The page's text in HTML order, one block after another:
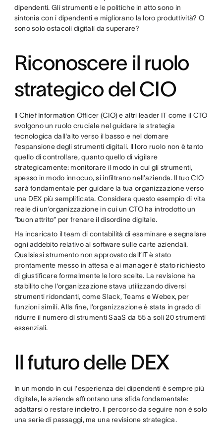
dipendenti. Gli strumenti e le politiche in atto sono in
sintonia con i dipendenti e migliorano la loro produttività? O
sono solo ostacoli digitali da superare?
Riconoscere il ruolo
strategico del CIO
Il Chief Information Officer (CIO) e altri leader IT come il CTO
svolgono un ruolo cruciale nel guidare la strategia
tecnologica dall'alto verso il basso e nel domare
l'espansione degli strumenti digitali. Il loro ruolo non è tanto
quello di controllare, quanto quello di vigilare
strategicamente: monitorare il modo in cui gli strumenti,
spesso in modo innocuo, si infiltrano nell’azienda. Il tuo CIO
sarà fondamentale per guidare la tua organizzazione verso
una DEX più semplificata. Considera questo esempio di vita
reale di un’organizzazione in cui un CTO ha introdotto un
“buon attrito” per frenare il disordine digitale.
Ha incaricato il team di contabilità di esaminare e segnalare
ogni addebito relativo al software sulle carte aziendali.
Qualsiasi strumento non approvato dall’IT è stato
prontamente messo in attesa e ai manager è stato richiesto
di giustificare formalmente le loro scelte. La revisione ha
stabilito che l'organizzazione stava utilizzando diversi
strumenti ridondanti, come Slack, Teams e Webex, per
funzioni simili. Alla fine, l’organizzazione è stata in grado di
ridurre il numero di strumenti SaaS da 55 a soli 20 strumenti
essenziali.
Il futuro delle DEX
In un mondo in cui l'esperienza dei dipendenti è sempre più
digitale, le aziende affrontano una sfida fondamentale:
adattarsi o restare indietro. Il percorso da seguire non è solo
una serie di passaggi, ma una revisione strategica.